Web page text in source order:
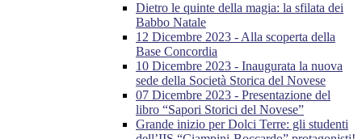
Dietro le quinte della magia: la sfilata dei
Babbo Natale
12 Dicembre 2023 - Alla scoperta della
Base Concordia
10 Dicembre 2023 - Inaugurata la nuova
sede della Società Storica del Novese
07 Dicembre 2023 - Presentazione del
libro “Sapori Storici del Novese”
Grande inizio per Dolci Terre: gli studenti